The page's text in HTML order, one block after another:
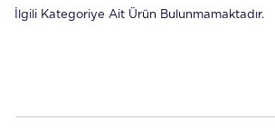
İlgili Kategoriye Ait Ürün Bulunmamaktadır.